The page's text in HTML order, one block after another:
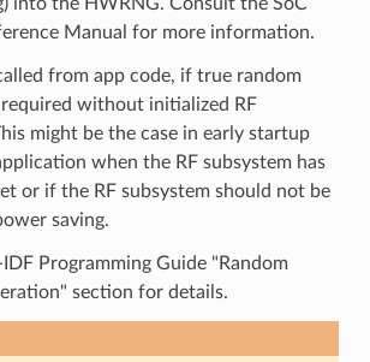
Manual for more information.
from app code, if true random
required without initialized RF
might be the case in early startup
when the RF subsystem has
or if the RF subsystem should not be
saving.
Programming Guide "Random
section for details.